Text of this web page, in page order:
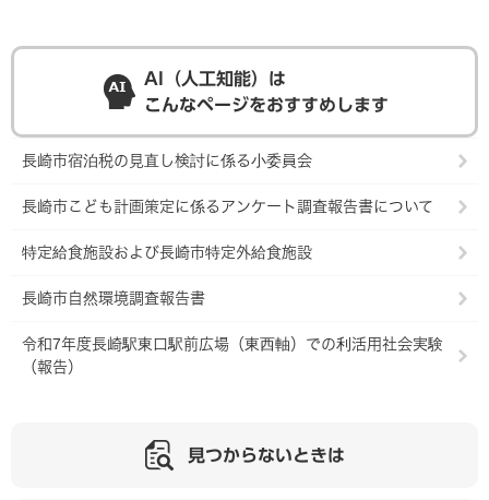
AI（人工知能）は
こんなページをおすすめします
長崎市宿泊税の見直し検討に係る小委員会
長崎市こども計画策定に係るアンケート調査報告書について
特定給食施設および長崎市特定外給食施設
長崎市自然環境調査報告書
令和7年度長崎駅東口駅前広場（東西軸）での利活用社会実験
（報告）
見つからないときは